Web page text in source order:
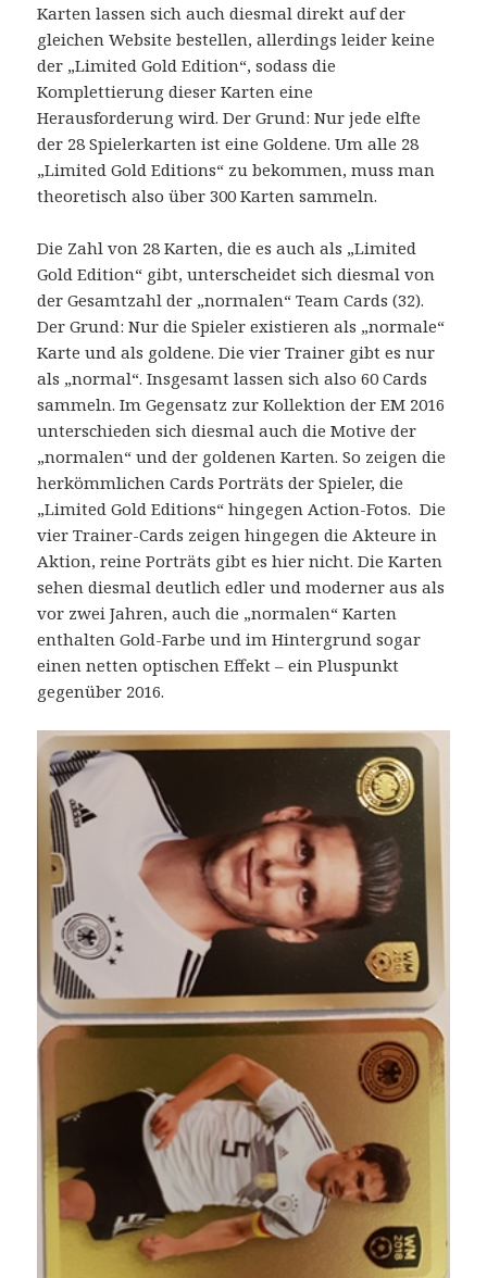
Karten lassen sich auch diesmal direkt auf der
gleichen Website bestellen, allerdings leider keine
der „Limited Gold Edition“, sodass die
Komplettierung dieser Karten eine
Herausforderung wird. Der Grund: Nur jede elfte
der 28 Spielerkarten ist eine Goldene. Um alle 28
„Limited Gold Editions“ zu bekommen, muss man
theoretisch also über 300 Karten sammeln.
Die Zahl von 28 Karten, die es auch als „Limited
Gold Edition“ gibt, unterscheidet sich diesmal von
der Gesamtzahl der „normalen“ Team Cards (32).
Der Grund: Nur die Spieler existieren als „normale“
Karte und als goldene. Die vier Trainer gibt es nur
als „normal“. Insgesamt lassen sich also 60 Cards
sammeln. Im Gegensatz zur Kollektion der EM 2016
unterschieden sich diesmal auch die Motive der
„normalen“ und der goldenen Karten. So zeigen die
herkömmlichen Cards Porträts der Spieler, die
„Limited Gold Editions“ hingegen Action-Fotos. Die
vier Trainer-Cards zeigen hingegen die Akteure in
Aktion, reine Porträts gibt es hier nicht. Die Karten
sehen diesmal deutlich edler und moderner aus als
vor zwei Jahren, auch die „normalen“ Karten
enthalten Gold-Farbe und im Hintergrund sogar
einen netten optischen Effekt – ein Pluspunkt
gegenüber 2016.